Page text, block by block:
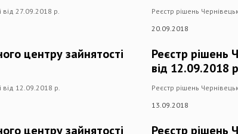
від 27.09.2018 р.
центру зайнятості
від 12.09.2018 р.
центру зайнятості
Реєстр рішень
20.09.2018
Реєстр рішень
від 12.09.2018
Реєстр рішень
13.09.2018
Реєстр рішень